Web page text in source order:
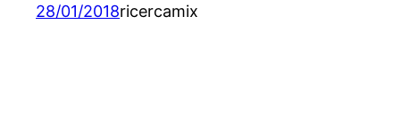
28/01/2018ricercamix